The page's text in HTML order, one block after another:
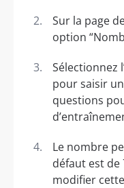
Sur la page
option
Sélectionnez
pour saisir
questions
Le nombre
défaut est de
modifier